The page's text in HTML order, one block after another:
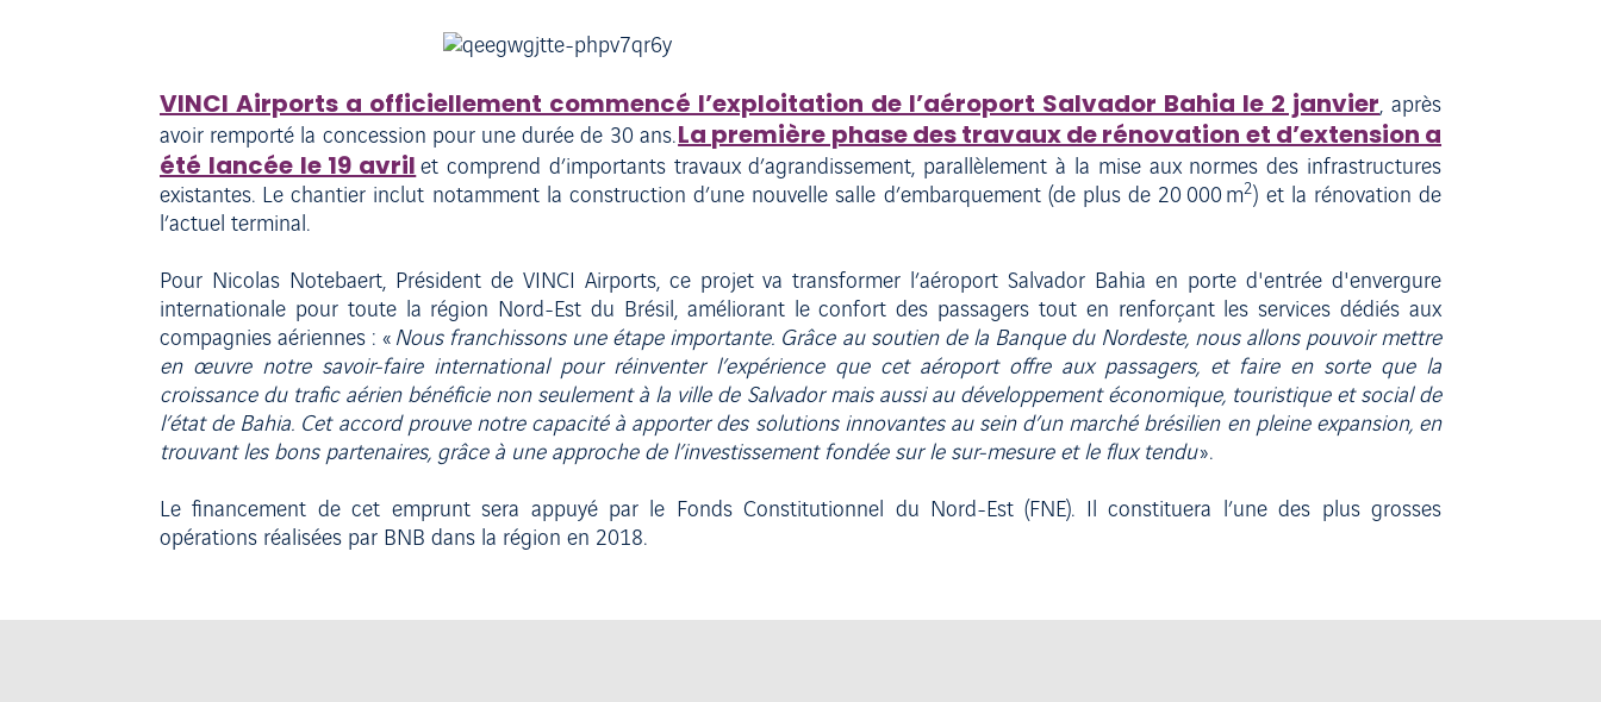
VINCI Airports a officiellement commencé l’exploitation de l’aéroport Salvador Bahia le 2 janvier, après
avoir remporté la concession pour une durée de 30 ans.La première phase des travaux de rénovation et d’extension a
été lancée le 19 avril et comprend d’importants travaux d’agrandissement, parallèlement à la mise aux normes des infrastructures
existantes. Le chantier inclut notamment la construction d’une nouvelle salle d’embarquement (de plus de 20 000 m2) et la rénovation de
l’actuel terminal.
Pour Nicolas Notebaert, Président de VINCI Airports, ce projet va transformer l’aéroport Salvador Bahia en porte d'entrée d'envergure
internationale pour toute la région Nord-Est du Brésil, améliorant le confort des passagers tout en renforçant les services dédiés aux
compagnies aériennes : « Nous franchissons une étape importante. Grâce au soutien de la Banque du Nordeste, nous allons pouvoir mettre
en œuvre notre savoir-faire international pour réinventer l’expérience que cet aéroport offre aux passagers, et faire en sorte que la
croissance du trafic aérien bénéficie non seulement à la ville de Salvador mais aussi au développement économique, touristique et social de
l’état de Bahia. Cet accord prouve notre capacité à apporter des solutions innovantes au sein d’un marché brésilien en pleine expansion, en
trouvant les bons partenaires, grâce à une approche de l’investissement fondée sur le sur-mesure et le flux tendu».
Le financement de cet emprunt sera appuyé par le Fonds Constitutionnel du Nord-Est (FNE). Il constituera l’une des plus grosses
opérations réalisées par BNB dans la région en 2018.